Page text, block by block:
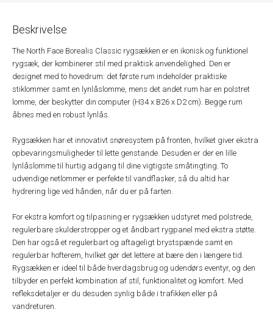
Beskrivelse
The North Face Borealis Classic rygsækken er en ikonisk og funktionel
rygsæk, der kombinerer stil med praktisk anvendelighed. Den er
designet med to hovedrum: det første rum indeholder praktiske
stiklommer samt en lynlåslomme, mens det andet rum har en polstret
lomme, der beskytter din computer (H34 x B26 x D2 cm). Begge rum
åbnes med en robust lynlås.
Rygsækken har et innovativt snøresystem på fronten, hvilket giver ekstra
opbevaringsmuligheder til lette genstande. Desuden er der en lille
lynlåslomme til hurtig adgang til dine vigtigste småtingting. To
udvendige netlommer er perfekte til vandflasker, så du altid har
hydrering lige ved hånden, når du er på farten.
For ekstra komfort og tilpasning er rygsækken udstyret med polstrede,
regulerbare skulderstropper og et åndbart rygpanel med ekstra støtte.
Den har også et regulerbart og aftageligt brystspænde samt en
regulerbar hofterem, hvilket gør det lettere at bære den i længere tid.
Rygsækken er ideel til både hverdagsbrug og udendørs eventyr, og den
tilbyder en perfekt kombination af stil, funktionalitet og komfort. Med
refleksdetaljer er du desuden synlig både i trafikken eller på
vandreturen.